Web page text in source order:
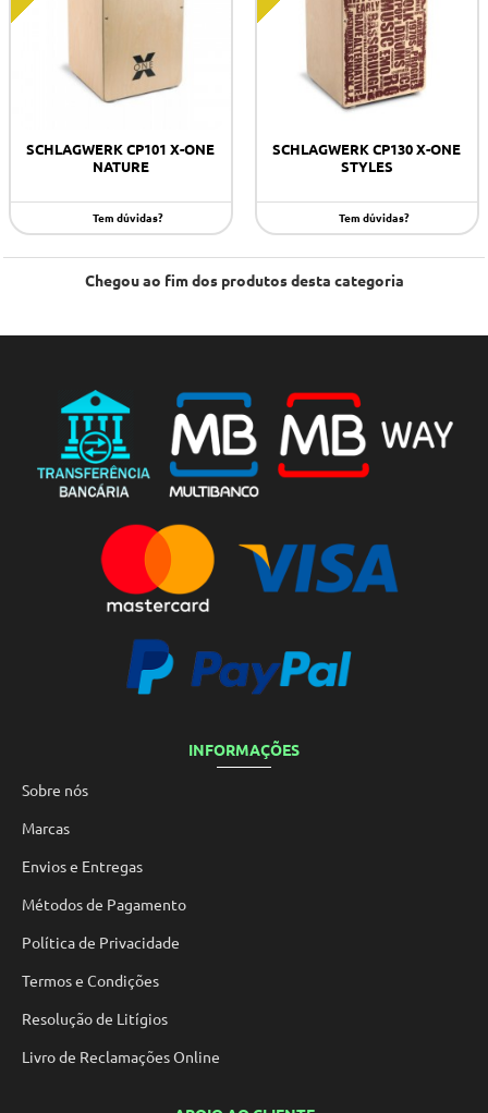
SCHLAGWERK CP101 X-ONE
NATURE
Tem dúvidas?
SCHLAGWERK CP130 X-ONE
STYLES
Tem dúvidas?
Chegou ao fim dos produtos desta categoria
INFORMAÇÕES
Sobre nós
Marcas
Envios e Entregas
Métodos de Pagamento
Política de Privacidade
Termos e Condições
Resolução de Litígios
Livro de Reclamações Online